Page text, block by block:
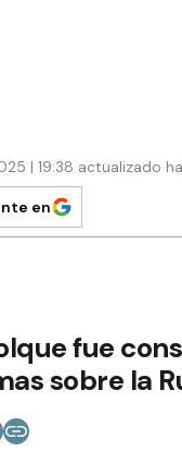
| 19:38 actualizado
en
fue
sobre la